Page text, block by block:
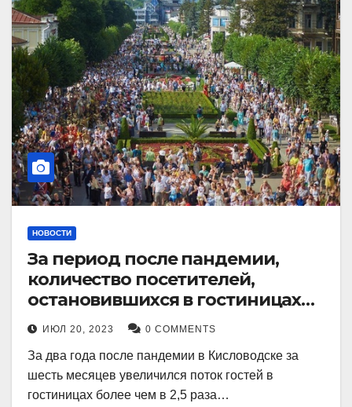
НОВОСТИ
За период после пандемии,
количество посетителей,
остановившихся в гостиницах
Кисловодска, выросло в 2,5 раза.
ИЮЛ 20, 2023 0 COMMENTS
За два года после пандемии в Кисловодске за
шесть месяцев увеличился поток гостей в
гостиницах более чем в 2,5 раза…